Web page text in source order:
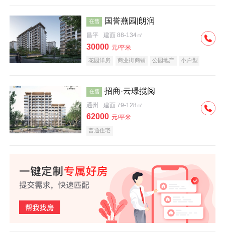
在售 国誉燕园|朗润
昌平 建面 88-134㎡
30000 元/平米
花园洋房 商业街商铺 公园地产
小户型
在售 招商·云璟揽阅
通州 建面 79-128㎡
62000 元/平米
普通住宅